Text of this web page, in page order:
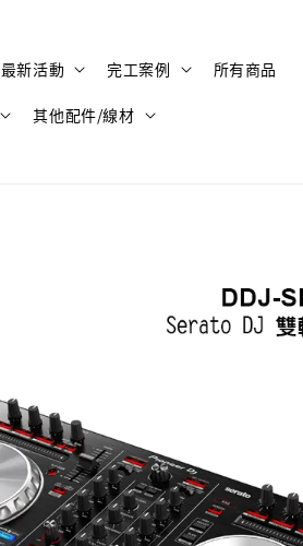
最新活動 完工案例 所有商品
其他配件/線材